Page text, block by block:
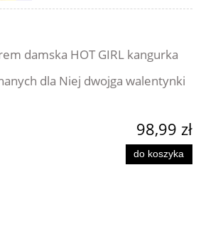
damska HOT GIRL kangurka
dla Niej dwojga walentynki
98,99 zł
do koszyka